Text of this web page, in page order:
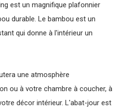
est un magnifique plafonnier
durable. Le bambou est un
qui donne à l'intérieur un
une atmosphère
ou à votre chambre à coucher, à
décor intérieur. L'abat-jour est